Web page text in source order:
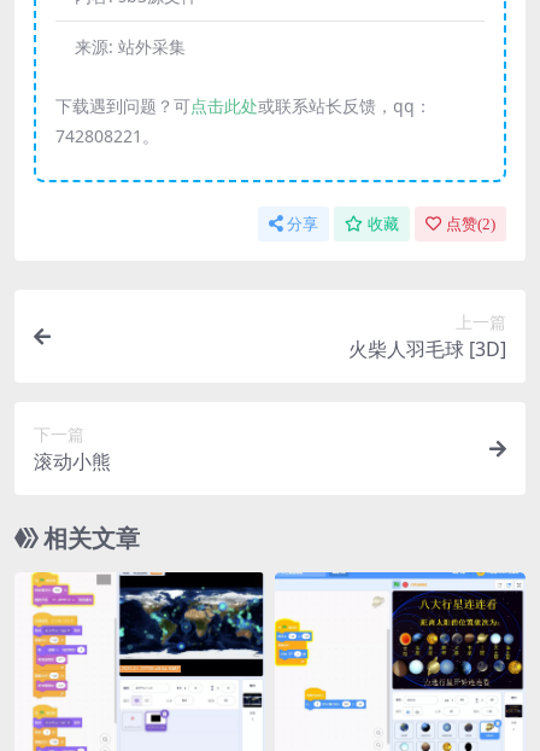
来源: 站外采集
下载遇到问题？可点击此处或联系站长反馈，qq：
742808221。
分享 收藏 点赞(2)
上一篇
火柴人羽毛球 [3D]
下一篇
滚动小熊
相关文章